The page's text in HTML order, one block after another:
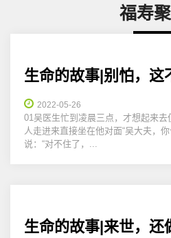
福寿
生命的故事|别怕，这
2022-05-26
01吴医生忙到凌晨三点，才想起来
人走进来直接坐在他对面“吴大夫，
说：“对不住了，...
生命的故事|来世，还